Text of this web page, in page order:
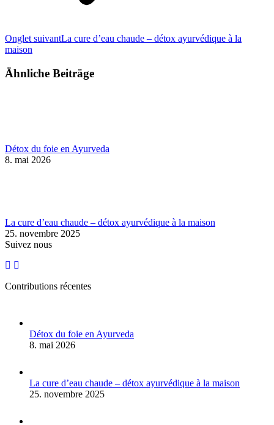
Onglet suivantOnglet
La cure d’eau chaude – détox ayurvédique à la
maison
Ähnliche Beiträge
Détox du foie en Ayurveda
8. mai 2026
La cure d’eau chaude – détox ayurvédique à la maison
25. novembre 2025
Suivez nous
Contributions récentes
Détox du foie en Ayurveda
8. mai 2026
La cure d’eau chaude – détox ayurvédique à la maison
25. novembre 2025